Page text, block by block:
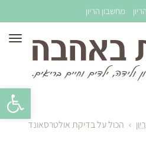
מחשבון הריון
› הכול על בדיקת אולטרסאונד
פתח